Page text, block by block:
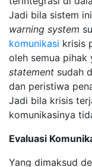
Jadi bila sistem
warning system
komunikasi krisis
oleh semua pihak
statement sudah
dan peristiwa
Jadi bila krisis
komunikasinya
Evaluasi
Yang dimaksud